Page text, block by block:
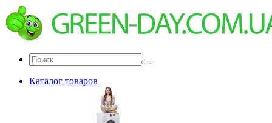
Каталог товаров